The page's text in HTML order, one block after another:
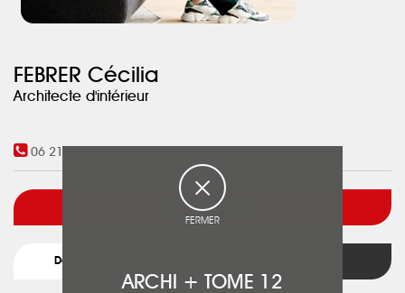
FEBRER Cécilia
Architecte d'intérieur
06 21 99 36 04
Voir l'architecte
Détail du projet
FERMER
ARCHI + TOME 12